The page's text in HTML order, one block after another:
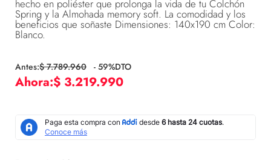
hecho en poliéster que prolonga la vida de tu Colchón
Spring y la Almohada memory soft. La comodidad y los
beneficios que soñaste Dimensiones: 140x190 cm Color:
Blanco.
$ 7.789.960 - 59%DTO
$ 3.219.990